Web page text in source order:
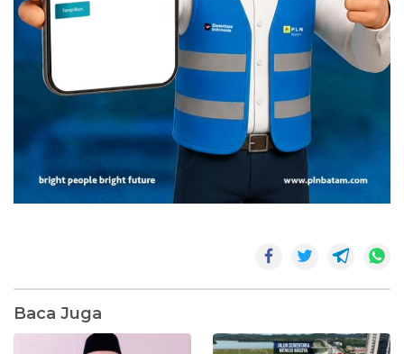
Baca Juga